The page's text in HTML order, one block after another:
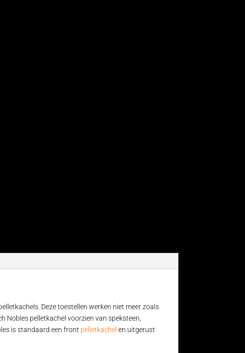
Deze toestellen werken niet meer zoals
Nobles pelletkachel voorzien van speksteen,
is standaard een front pelletkachel en uitgerust